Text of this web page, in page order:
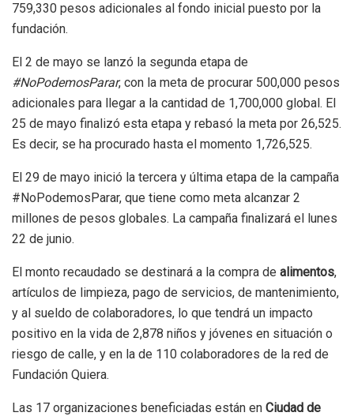
759,330 pesos adicionales al fondo inicial puesto por la
fundación.
El 2 de mayo se lanzó la segunda etapa de
#NoPodemosParar, con la meta de procurar 500,000 pesos
adicionales para llegar a la cantidad de 1,700,000 global. El
25 de mayo finalizó esta etapa y rebasó la meta por 26,525.
Es decir, se ha procurado hasta el momento 1,726,525.
El 29 de mayo inició la tercera y última etapa de la campaña
#NoPodemosParar, que tiene como meta alcanzar 2
millones de pesos globales. La campaña finalizará el lunes
22 de junio.
El monto recaudado se destinará a la compra de alimentos,
artículos de limpieza, pago de servicios, de mantenimiento,
y al sueldo de colaboradores, lo que tendrá un impacto
positivo en la vida de 2,878 niños y jóvenes en situación o
riesgo de calle, y en la de 110 colaboradores de la red de
Fundación Quiera.
Las 17 organizaciones beneficiadas están en Ciudad de